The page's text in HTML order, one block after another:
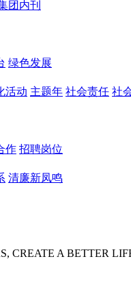
团内刊
绿色发展
活动 主题年 社会责任 社
作 招聘岗位
清廉新凤鸣
CREATE A BETTER